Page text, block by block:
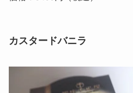
カスタードバニラ